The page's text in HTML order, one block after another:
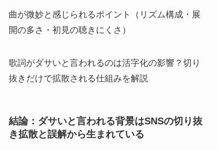
曲が微妙と感じられるポイント（リズム構成・展
開の多さ・初見の聴きにくさ）
歌詞がダサいと言われるのは活字化の影響？切り
抜きだけで拡散される仕組みを解説
結論：ダサいと言われる背景はSNSの切り抜
き拡散と誤解から生まれている